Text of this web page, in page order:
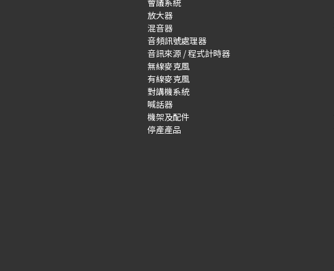
會議系統
放大器
混音器
音頻訊號處理器
音訊來源 / 程式計時器
無線麥克風
有線麥克風
對講機系統
喊話器
機架及配件
停產產品